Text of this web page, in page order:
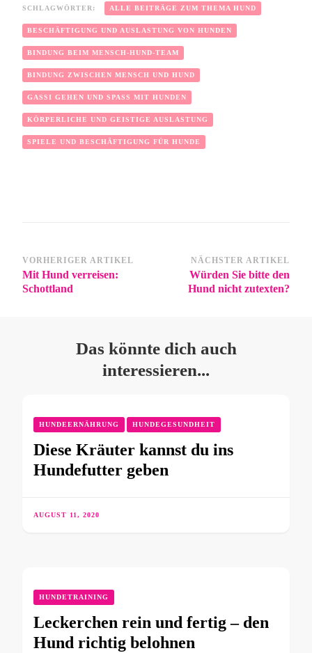
SCHLAGWÖRTER: ALLE BEITRÄGE ZUM THEMA HUND
BESCHÄFTIGUNG UND AUSLASTUNG VON HUNDEN
BINDUNG BEIM MENSCH-HUND-TEAM
BINDUNG ZWISCHEN MENSCH UND HUND
GASSI GEHEN UND SPASS MIT HUNDEN
KÖRPERLICHE UND GEISTIGE AUSLASTUNG
SPIELE UND BESCHÄFTIGUNG FÜR HUNDE
VORHERIGER ARTIKEL
Mit Hund verreisen:
Schottland
NÄCHSTER ARTIKEL
Würden Sie bitte den
Hund nicht zutexten?
Das könnte dich auch
interessieren...
HUNDEERNÄHRUNG HUNDEGESUNDHEIT
Diese Kräuter kannst du ins
Hundefutter geben
AUGUST 11, 2020
HUNDETRAINING
Leckerchen rein und fertig – den
Hund richtig belohnen